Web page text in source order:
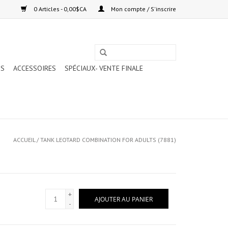
0 Articles - 0,00$CA Mon compte / S'inscrire
ACCESSOIRES SPÉCIAUX- VENTE FINALE
ACCUEIL/TANK LEOTARD COMBINATION FOR ADULTS (7881)
+
-
AJOUTER AU PANIER